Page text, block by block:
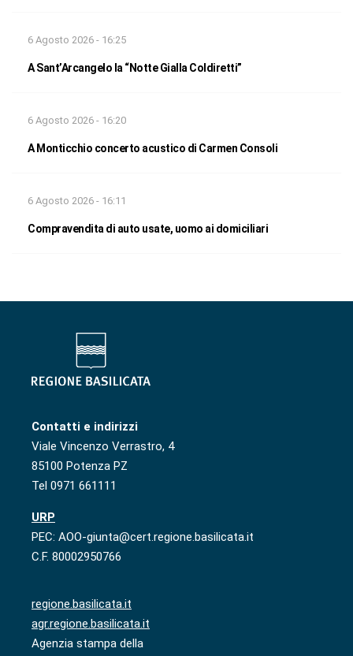
6 Agosto 2026 - 16:25
A Sant’Arcangelo la “Notte Gialla Coldiretti”
6 Agosto 2026 - 16:20
A Monticchio concerto acustico di Carmen Consoli
6 Agosto 2026 - 16:11
Compravendita di auto usate, uomo ai domiciliari
Contatti e indirizzi
Viale Vincenzo Verrastro, 4
85100 Potenza PZ
Tel 0971 661111
URP
PEC: AOO-giunta@cert.regione.basilicata.it
C.F. 80002950766
regione.basilicata.it
agr.regione.basilicata.it
Agenzia stampa della